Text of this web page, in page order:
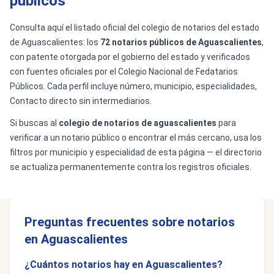
Consulta aquí el listado oficial del colegio de notarios del estado
de Aguascalientes: los 72 notarios públicos de Aguascalientes,
con patente otorgada por el gobierno del estado y verificados
con fuentes oficiales por el Colegio Nacional de Fedatarios
Públicos. Cada perfil incluye número, municipio, especialidades,
Contacto directo sin intermediarios.
Si buscas al colegio de notarios de aguascalientes para
verificar a un notario público o encontrar el más cercano, usa los
filtros por municipio y especialidad de esta página — el directorio
se actualiza permanentemente contra los registros oficiales.
Preguntas frecuentes sobre notarios
en Aguascalientes
¿Cuántos notarios hay en Aguascalientes?